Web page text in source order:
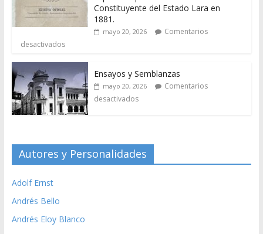
Constituyente del Estado Lara en
1881.
mayo 20, 2026
Comentarios
desactivados
Ensayos y Semblanzas
mayo 20, 2026
Comentarios
desactivados
Autores y Personalidades
Adolf Ernst
Andrés Bello
Andrés Eloy Blanco